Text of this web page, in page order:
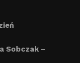
Sobczak –